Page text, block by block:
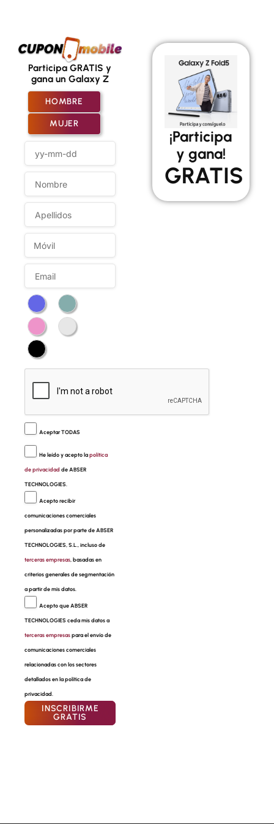
¡Participa
y gana!
GRATIS
Participa GRATIS y
gana un Galaxy Z
HOMBRE
MUJER
Aceptar TODAS
He leído y acepto lapolítica
de privacidad de ABSER
TECHNOLOGIES.
Acepto recibir
comunicaciones comerciales
personalizadas por parte de ABSER
TECHNOLOGIES, S.L., incluso de
terceras empresas , basadas en
criterios generales de segmentación
a partir de mis datos.
Acepto que ABSER
TECHNOLOGIES ceda mis datos a
terceras empresaspara el envío de
comunicaciones comerciales
relacionadas con los sectores
detallados en la política de
privacidad.
INSCRIBIRME
GRATIS